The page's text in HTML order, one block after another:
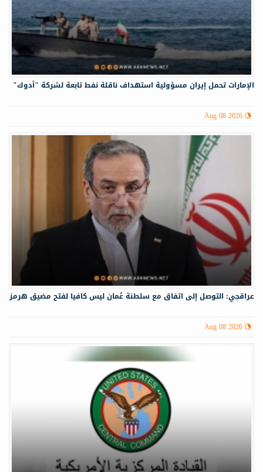
الإمارات تحمل إيران مسؤولية استهداف ناقلة نفط تابعة لشركة "أدوك"
Aug 08 2026
عراقجي: التوصل إلى اتفاق مع سلطنة عُمان ليس كافيا لفتح مضيق هرمز
Aug 08 2026